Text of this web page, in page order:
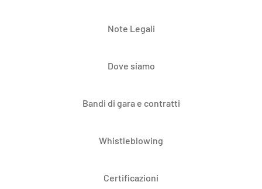
Note Legali
Dove siamo
Bandi di gara e contratti
Whistleblowing
Certificazioni